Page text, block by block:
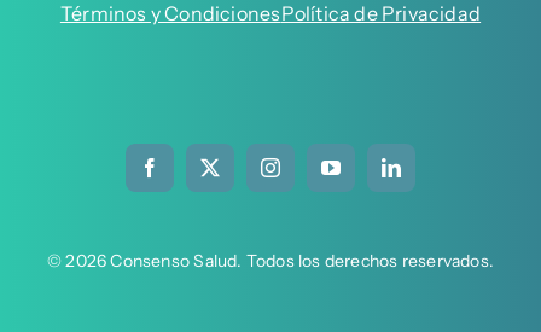
Términos y CondicionesPolítica de Privacidad
© 2026 Consenso Salud. Todos los derechos reservados.